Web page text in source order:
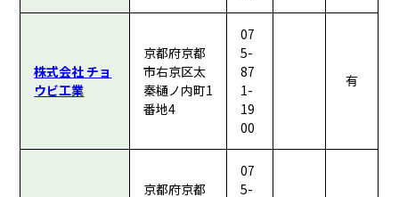
株式会社 チョ
ウビ工業
京都府京都
市右京区太
秦樋ノ内町1
番地4
07
5-
87
1-
19
00
有
京都府京都
07
5-